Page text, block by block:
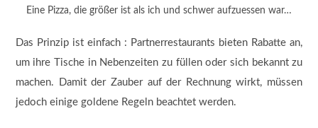
Eine Pizza, die größer ist als ich und schwer aufzuessen war…
Das Prinzip ist einfach : Partnerrestaurants bieten Rabatte an,
um ihre Tische in Nebenzeiten zu füllen oder sich bekannt zu
machen. Damit der Zauber auf der Rechnung wirkt, müssen
jedoch einige goldene Regeln beachtet werden.